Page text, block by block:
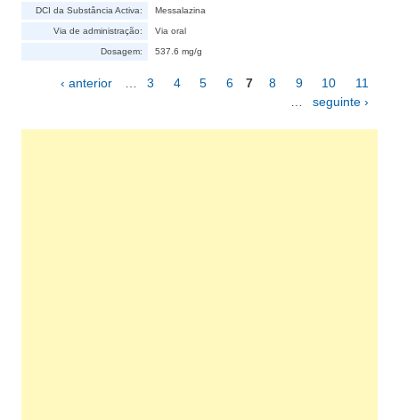
DCI da Substância Activa: Messalazina
Via de administração: Via oral
Dosagem: 537.6 mg/g
Páginas
‹ anterior 3 4 5 6 7 8 9 10
11
seguinte ›